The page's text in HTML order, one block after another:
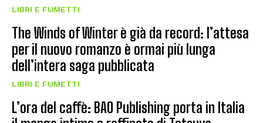
LIBRI E FUMETTI
The Winds of Winter è già da record: l’attesa
per il nuovo romanzo è ormai più lunga
dell’intera saga pubblicata
LIBRI E FUMETTI
L’ora del caffè: BAO Publishing porta in Italia